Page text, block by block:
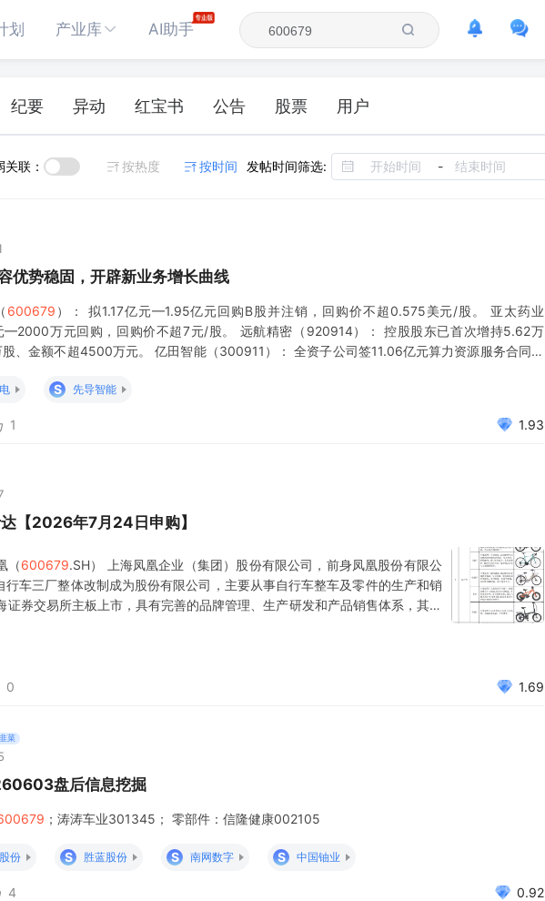
划 产业库 AI助手
纪要 异动 红宝书 公告 股票 用户
联： 按热度 按时间 发帖时间筛选: -
优势稳固，开辟新业务增长曲线
600679 ）： 拟1.17亿元—1.95亿元回购B股并注销，回购价不超0.575美元/股。 亚太药业
—2000万元回购，回购价不超7元/股。 远航精密（920914）： 控股股东已首次增持5.62万
、金额不超4500万元。 亿田智能（300911）： 全资子公司签11.06亿元算力资源服务合同，
S 先导智能
1 1.93
【2026年7月24日申购】
（600679.SH） 上海凤凰企业（集团）股份有限公司，前身凤凰股份有限公
车三厂整体改制成为股份有限公司，主要从事自行车整车及零件的生产和销
券交易所主板上市，具有完善的品牌管理、生产研发和产品销售体系，其生
0 1.69
菜
盘后信息挖掘
；涛涛车业301345； 零部件：信隆健康002105
份 S 胜蓝股份 S 南网数字 S 中国铀业
4 0.92